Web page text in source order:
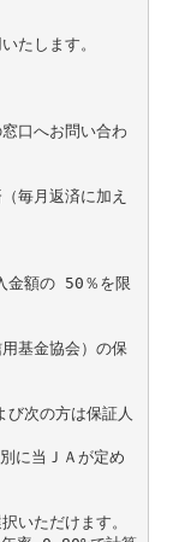
たします。
口へお問い合わ
毎月返済に加え
金額の 50％を限
基金協会）の保
び次の方は保証人
に当ＪＡが定め
いただけます。